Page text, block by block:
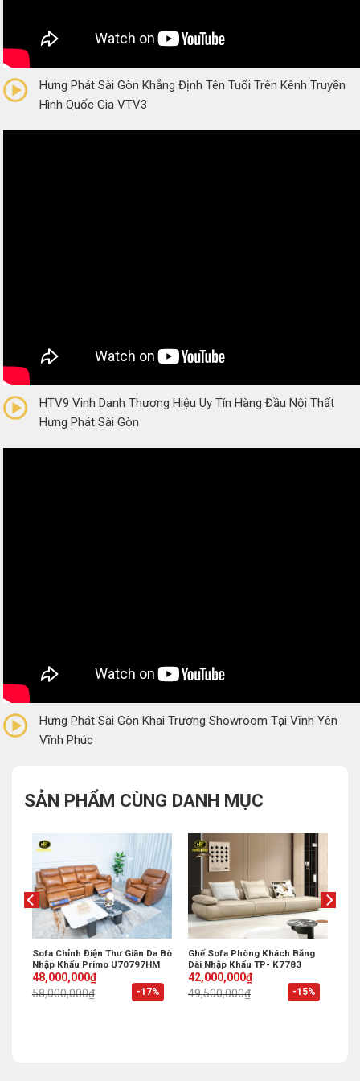
(0 Reviews)
Hưng Phát Sài Gòn Khẳng Định Tên Tuổi Trên Kênh Truyền
Hình Quốc Gia VTV3
(0 Reviews)
HTV9 Vinh Danh Thương Hiệu Uy Tín Hàng Đầu Nội Thất
Hưng Phát Sài Gòn
(0 Reviews)
Hưng Phát Sài Gòn Khai Trương Showroom Tại Vĩnh Yên
Vĩnh Phúc
SẢN PHẨM CÙNG DANH MỤC
-17%
Sofa Chỉnh Điện Thư Giãn Da Bò
Nhập Khẩu Primo U70797HM
58,000,000₫
Original
price
was:
48,000,000₫
Current
price
is:
-15%
Ghế Sofa Phòng Khách Băng
Dài Nhập Khẩu TP- K7783
49,500,000₫
Original
price
was:
42,000,000₫
Current
price
is: